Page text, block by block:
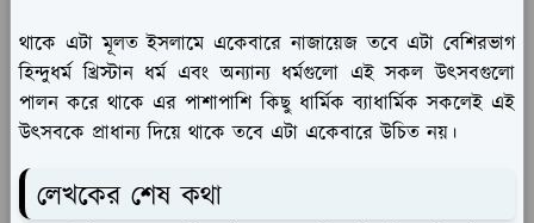
থাকে এটা মূলত ইসলামে একেবারে নাজায়েজ তবে এটা বেশিরভাগ
হিন্দুধর্ম খ্রিস্টান ধর্ম এবং অন্যান্য ধর্মগুলো এই সকল উৎসবগুলো
পালন করে থাকে এর পাশাপাশি কিছু ধার্মিক ব্যাধার্মিক সকলেই এই
উৎসবকে প্রাধান্য দিয়ে থাকে তবে এটা একেবারে উচিত নয়।
লেখকের শেষ কথা